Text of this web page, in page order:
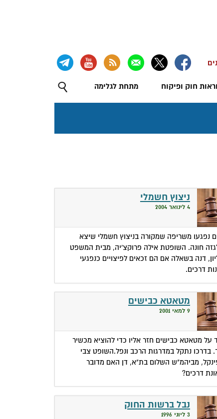
חוק ופיקוח מתחת לגלימה
ניצוץ חשמלי
4 לינואר 2004
נפגעו משריפה שמקורה בניצוץ חשמלי שיצא
חונה. השופטת אילה פרוקצ'יה, מבית המשפט
דנה בשאלה אם הם זכאים לפיצויים כנפגעי
דרכים.
מטאטא כבישים
9 למאי 2001
על מטאטא כבישים חזר אליו כדי להוציא מכשיר
בדרכו נתקל במדרגות הרכב ונפל.השופט צבי
מביהמ"ש השלום בת"א, דן האם מדובר
דרכים?
נבל ברשות החוק
3 ליוני 1996